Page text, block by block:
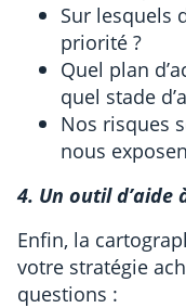
Sur lesquels
priorité ?
Quel plan
quel stade
Nos risques
nous
4. Un outil d’aide
Enfin, la
votre stratégie
questions :